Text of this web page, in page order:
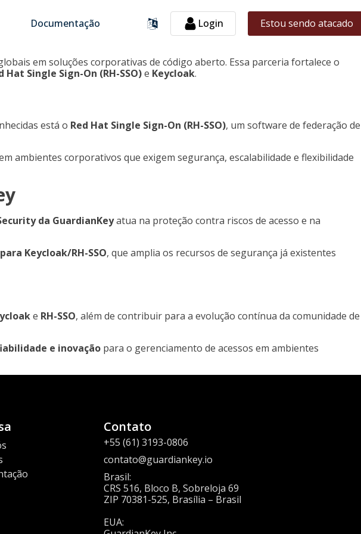
Documentação Login Estou sendo atacado
em soluções corporativas de código aberto. Essa parceria fortalece o
Hat Single Sign-On (RH-SSO)e Keycloak.
está o Red Hat Single Sign-On (RH-SSO), um software de federação de
ambientes corporativos que exigem segurança, escalabilidade e flexibilidade
da GuardianKeyatua na proteção contra riscos de acesso e na
Keycloak/RH-SSO, que amplia os recursos de segurança já existentes
e RH-SSO, além de contribuir para a evolução contínua da comunidade de
e inovação para o gerenciamento de acessos em ambientes
Contato
+55 (61) 3193-0806
contato@guardiankey.io
Brasil:
CRS 516, Bloco B, Sobreloja 69
ZIP 70381-525, Brasília – Brasil
EUA: